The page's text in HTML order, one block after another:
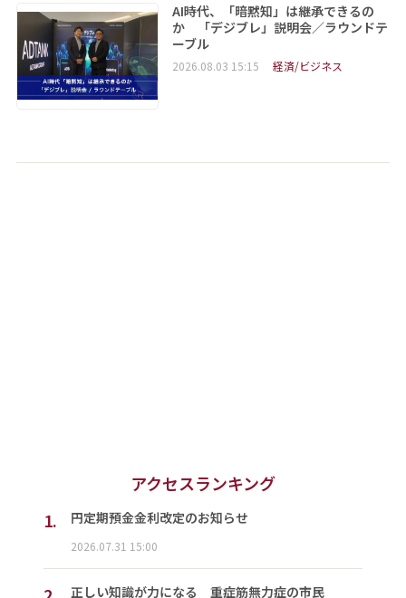
AI時代、「暗黙知」は継承できるの
か 「デジブレ」説明会／ラウンドテ
ーブル
2026.08.03 15:15 経済/ビジネス
アクセスランキング
1.
円定期預金金利改定のお知らせ
2026.07.31 15:00
正しい知識が力になる 重症筋無力症の市民